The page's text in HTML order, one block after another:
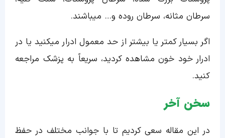
سرطان مثانه، سرطان روده و… میباشند.
اگر بسیار کمتر یا بیشتر از حد معمول ادرار میکنید یا در
ادرار خود خون مشاهده کردید، سریعاً به پزشک مراجعه
کنید.
سخن آخر
در این مقاله سعی کردیم تا با جوانب مختلف در حفظ